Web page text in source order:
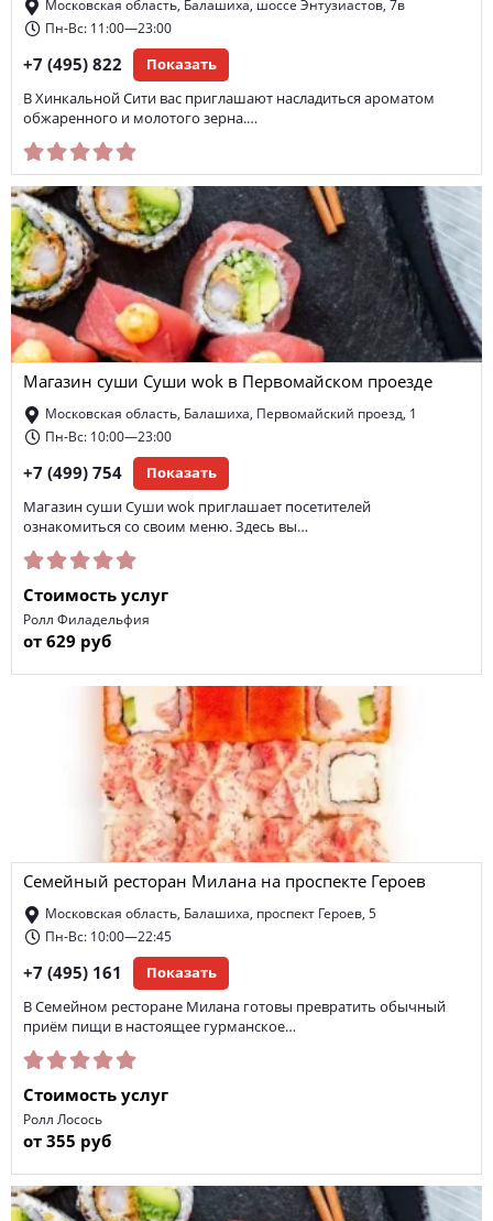
Московская область, Балашиха, шоссе Энтузиастов, 7в
Пн-Вс: 11:00—23:00
+7 (495) 822 Показать
В Хинкальной Сити вас приглашают насладиться ароматом
обжаренного и молотого зерна.…
Магазин суши Суши wok в Первомайском проезде
Московская область, Балашиха, Первомайский проезд, 1
Пн-Вс: 10:00—23:00
+7 (499) 754 Показать
Магазин суши Суши wok приглашает посетителей
ознакомиться со своим меню. Здесь вы…
Стоимость услуг
Ролл Филадельфия
от 629 руб
Семейный ресторан Милана на проспекте Героев
Московская область, Балашиха, проспект Героев, 5
Пн-Вс: 10:00—22:45
+7 (495) 161 Показать
В Семейном ресторане Милана готовы превратить обычный
приём пищи в настоящее гурманское…
Стоимость услуг
Ролл Лосось
от 355 руб